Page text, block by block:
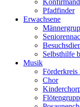
Pfadfinder
Erwachsene
Selbsthilfe
Musik
Chor